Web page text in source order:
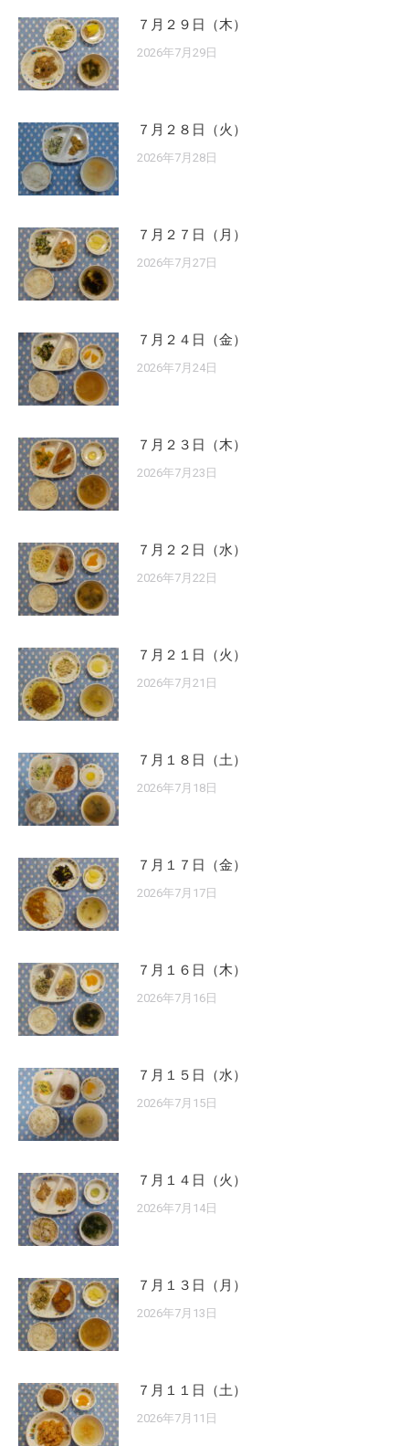
７月２９日（木）
2026年7月29日
７月２８日（火）
2026年7月28日
７月２７日（月）
2026年7月27日
７月２４日（金）
2026年7月24日
７月２３日（木）
2026年7月23日
７月２２日（水）
2026年7月22日
７月２１日（火）
2026年7月21日
７月１８日（土）
2026年7月18日
７月１７日（金）
2026年7月17日
７月１６日（木）
2026年7月16日
７月１５日（水）
2026年7月15日
７月１４日（火）
2026年7月14日
７月１３日（月）
2026年7月13日
７月１１日（土）
2026年7月11日